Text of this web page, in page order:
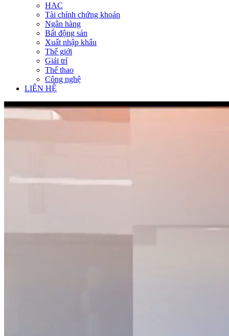
HAC
Tài chính chứng khoán
Ngân hàng
Bất động sản
Xuất nhập khẩu
Thế giới
Giải trí
Thể thao
Công nghệ
LIÊN HỆ